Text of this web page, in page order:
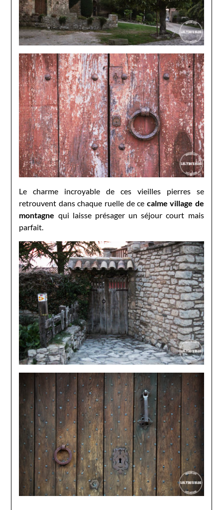
Le charme incroyable de ces vieilles pierres se
retrouvent dans chaque ruelle de ce calme village de
montagne qui laisse présager un séjour court mais
parfait.